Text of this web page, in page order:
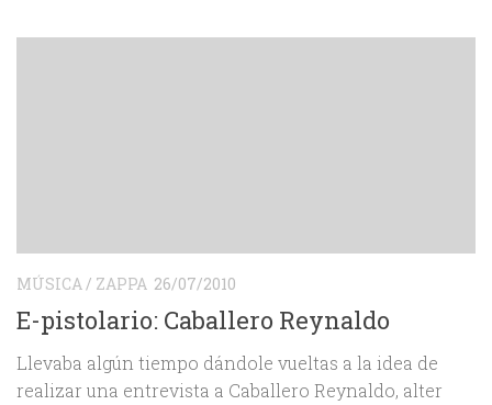
MÚSICA/ ZAPPA 26/07/2010
E-pistolario: Caballero Reynaldo
Llevaba algún tiempo dándole vueltas a la idea de
realizar una entrevista a Caballero Reynaldo, alter